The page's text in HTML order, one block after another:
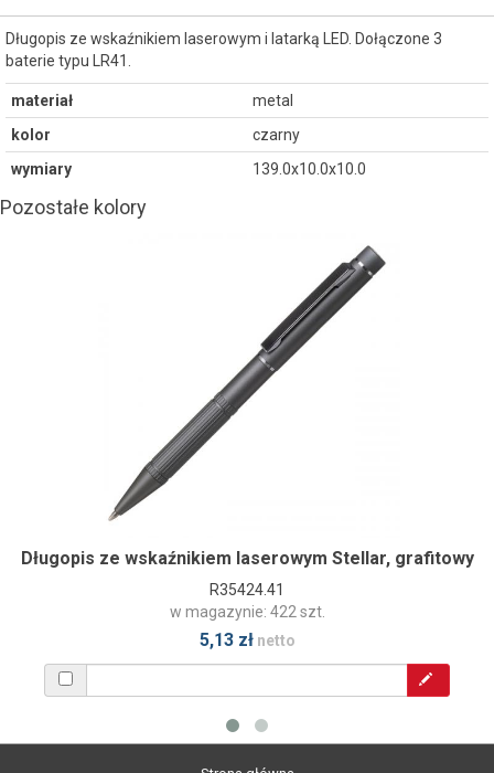
Długopis ze wskaźnikiem laserowym i latarką LED. Dołączone 3
baterie typu LR41.
materiał
metal
kolor
czarny
wymiary
139.0x10.0x10.0
Pozostałe kolory
Długopis ze wskaźnikiem laserowym Stellar, grafitowy
R35424.41
w magazynie: 422 szt.
5,13 złnetto